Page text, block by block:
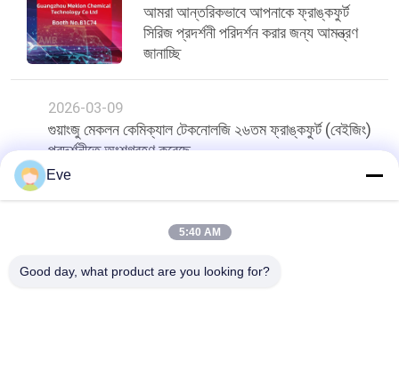
আমরা আন্তরিকভাবে আপনাকে ফ্রাঙ্কফুর্ট
সিরিজ প্রদর্শনী পরিদর্শন করার জন্য আমন্ত্রণ
জানাচ্ছি
2026-03-09
গুয়াংজু মেকলন কেমিক্যাল টেকনোলজি ২৬তম ফ্রাঙ্কফুর্ট (বেইজিং)
প্রদর্শনীতে অংশগ্রহণ করেছে
শীর্ষ
Eve
5:40 AM
Good day, what product are you looking for?